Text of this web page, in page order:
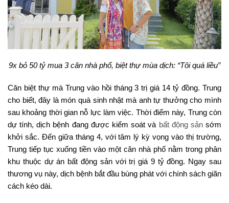
9x bỏ 50 tỷ mua 3 căn nhà phố, biệt thự mùa dịch: “Tôi quá liều”
Căn biệt thự mà Trung vào hồi tháng 3 trị giá 14 tỷ đồng. Trung
cho biết, đây là món quà sinh nhật mà anh tự thưởng cho mình
sau khoảng thời gian nỗ lực làm việc. Thời điểm này, Trung còn
dự tính, dịch bệnh đang được kiểm soát và bất động sảnsớm
khởi sắc. Đến giữa tháng 4, với tâm lý kỳ vọng vào thị trường,
Trung tiếp tục xuống tiền vào một căn nhà phố nằm trong phân
khu thuộc dự án bất động sản với trị giá 9 tỷ đồng. Ngay sau
thương vụ này, dịch bệnh bắt đầu bùng phát với chính sách giãn
cách kéo dài.